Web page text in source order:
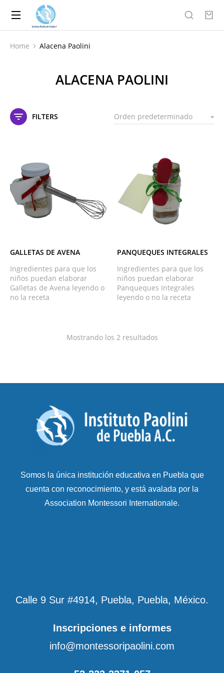
You are here:
Home Alacena Paolini
ALACENA PAOLINI
FILTERS
GALLETAS DE AVENA
Ingredientes para que los
niños puedan elaborar
Galletas de Avena leyendo o
no la receta
PANQUEQUES INTEGRALES
Ingredientes para que los
niños puedan elaborar
Panqueques Integrales
leyendo o no la receta
Mostrando los 2 resultados
Somos la única institución educativa en Puebla que
cuenta con reconocimiento, y está avalada por la
Association Montessori Internationale.
Calle 9 Sur #4914, Puebla, Puebla, México.
Inscripciones e informes
info@montessoripaolini.com